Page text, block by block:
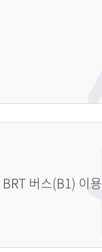
버스(B1) 이용